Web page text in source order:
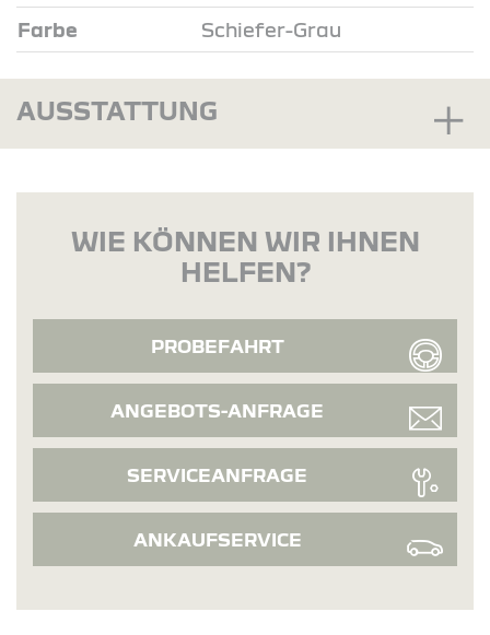
Farbe Schiefer-Grau
AUSSTATTUNG
WIE KÖNNEN WIR IHNEN
HELFEN?
PROBEFAHRT
ANGEBOTS-ANFRAGE
SERVICEANFRAGE
ANKAUFSERVICE